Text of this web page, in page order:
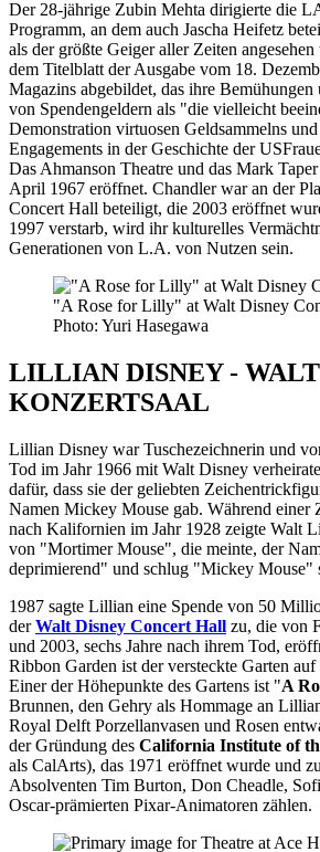
Der 28-jährige Zubin Mehta dirigierte die
Programm, an dem auch Jascha Heifetz
als der größte Geiger aller Zeiten
dem Titelblatt der Ausgabe vom 18.
Magazins abgebildet, das ihre
von Spendengeldern als "die vielleicht
Demonstration virtuosen Geldsammelns
Engagements in der Geschichte der
Das Ahmanson Theatre und das Mark
April 1967 eröffnet. Chandler war an der
Concert Hall beteiligt, die 2003 eröffnet
1997 verstarb, wird ihr kulturelles
Generationen von L.A. von Nutzen sein.
"A Rose for Lilly" at Walt Disney
Photo: Yuri Hasegawa
LILLIAN DISNEY -
KONZERTSAAL
Lillian Disney war Tuschezeichnerin und
Tod im Jahr 1966 mit Walt Disney
dafür, dass sie der geliebten
Namen Mickey Mouse gab. Während
nach Kalifornien im Jahr 1928 zeigte Walt
von "Mortimer Mouse", die meinte, der
deprimierend" und schlug "Mickey Mouse"
1987 sagte Lillian eine Spende von 50
derWalt Disney Concert Hall zu, die von
und 2003, sechs Jahre nach ihrem Tod,
Ribbon Garden ist der versteckte Garten
Einer der Höhepunkte des Gartens ist "A
Brunnen, den Gehry als Hommage an
Royal Delft Porzellanvasen und Rosen
der Gründung des California Institute of
als CalArts), das 1971 eröffnet wurde und
Absolventen Tim Burton, Don Cheadle,
Oscar-prämierten Pixar-Animatoren zählen.